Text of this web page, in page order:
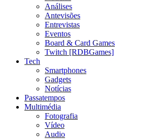
Análises
Antevisões
Entrevistas
Eventos
Board & Card Games
Twitch [RDBGames]
Tech
Smartphones
Gadgets
Notícias
Passatempos
Multimédia
Fotografia
Vídeo
Audio